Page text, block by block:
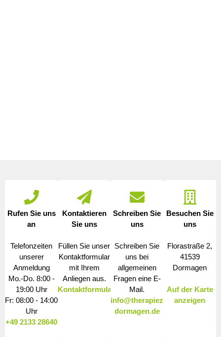
Rufen Sie uns
an
Telefonzeiten
unserer
Anmeldung
Mo.-Do. 8:00 -
19:00 Uhr
Fr: 08:00 - 14:00
Uhr
+49 2133 28640
Kontaktieren
Sie uns
Füllen Sie unser
Kontaktformular
mit Ihrem
Anliegen aus.
Kontaktformular
Schreiben Sie
uns
Schreiben Sie
uns bei
allgemeinen
Fragen eine E-
Mail.
info@therapiezentrum-
dormagen.de
Besuchen Sie
uns
Florastraße 2,
41539
Dormagen
Auf der Karte
anzeigen